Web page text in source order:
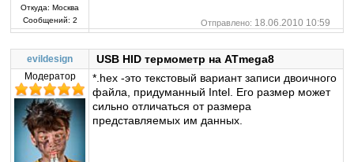
Откуда: Москва
Сообщений: 2 Отправлено: 18.06.2010 10:59
evildesign USB HID термометр на ATmega8
Модератор
*.hex -это текстовый вариант записи двоичного
файла, придуманный Intel. Его размер может
сильно отличаться от размера
представляемых им данных.